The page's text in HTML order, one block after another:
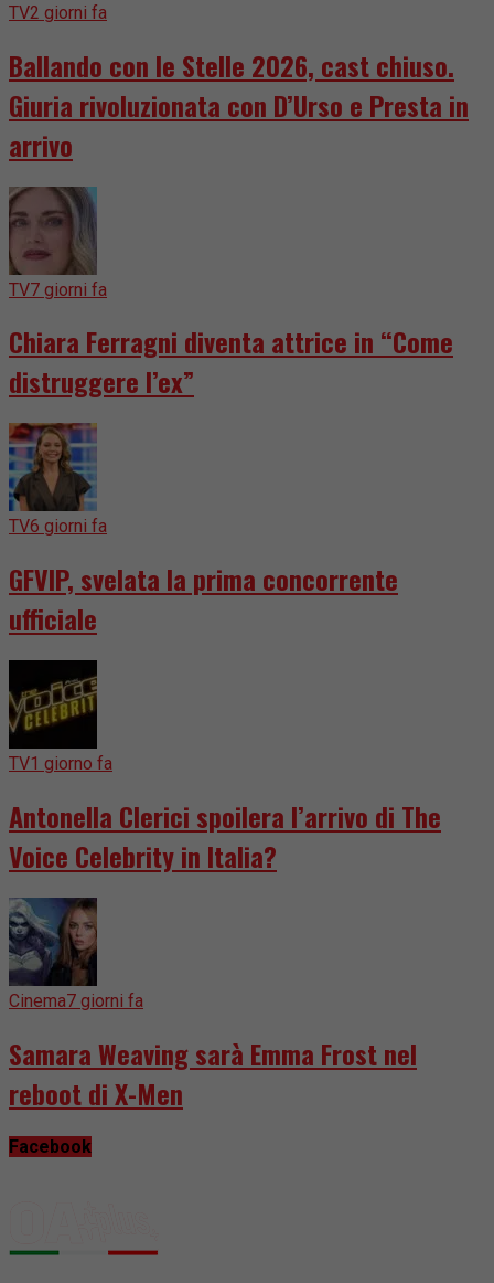
TV2 giorni fa
Ballando con le Stelle 2026, cast chiuso.
Giuria rivoluzionata con D’Urso e Presta in
arrivo
TV7 giorni fa
Chiara Ferragni diventa attrice in “Come
distruggere l’ex”
TV6 giorni fa
GFVIP, svelata la prima concorrente
ufficiale
TV1 giorno fa
Antonella Clerici spoilera l’arrivo di The
Voice Celebrity in Italia?
Cinema7 giorni fa
Samara Weaving sarà Emma Frost nel
reboot di X-Men
Facebook